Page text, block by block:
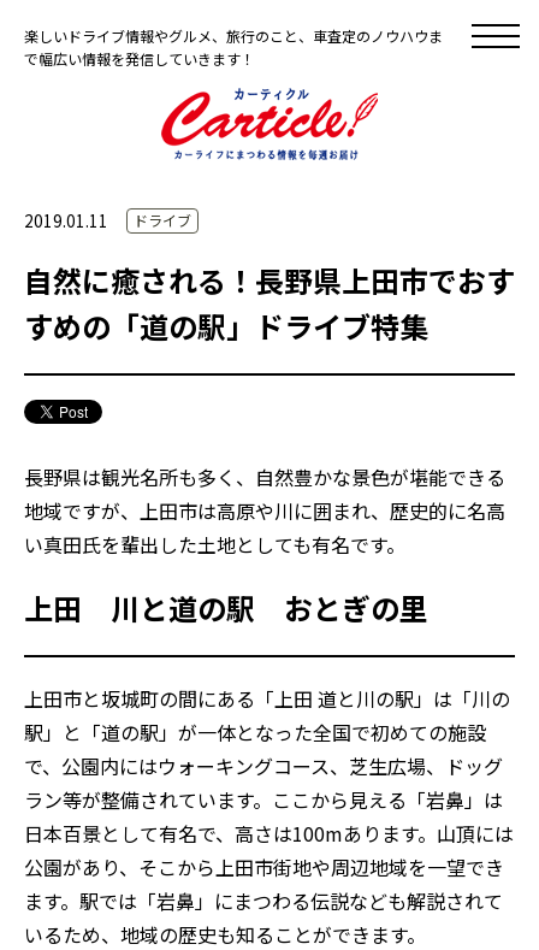
楽しいドライブ情報やグルメ、旅行のこと、車査定のノウハウま
で幅広い情報を発信していきます！
2019.01.11 ドライブ
自然に癒される！長野県上田市でおす
すめの「道の駅」ドライブ特集
長野県は観光名所も多く、自然豊かな景色が堪能できる
地域ですが、上田市は高原や川に囲まれ、歴史的に名高
い真田氏を輩出した土地としても有名です。
上田 川と道の駅 おとぎの里
上田市と坂城町の間にある「上田 道と川の駅」は「川の
駅」と「道の駅」が一体となった全国で初めての施設
で、公園内にはウォーキングコース、芝生広場、ドッグ
ラン等が整備されています。ここから見える「岩鼻」は
日本百景として有名で、高さは100mあります。山頂には
公園があり、そこから上田市街地や周辺地域を一望でき
ます。駅では「岩鼻」にまつわる伝説なども解説されて
いるため、地域の歴史も知ることができます。